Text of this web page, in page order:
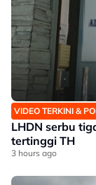
VIDEO TERKINI &
LHDN serbu
tertinggi TH
3 hours ago